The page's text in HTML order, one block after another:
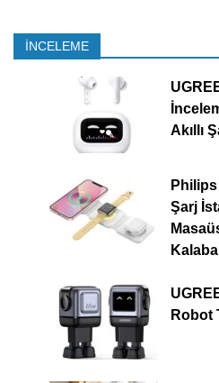
İNCELEME
Akıllı
Şarj
Robot